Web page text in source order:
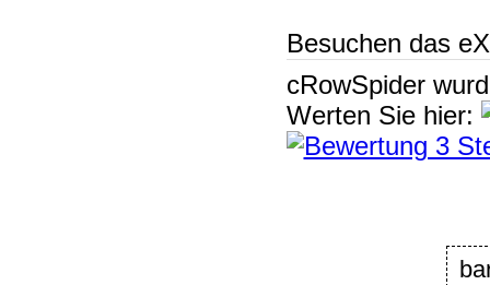
Besuchen das
cRowSpider
Werten Sie hier: